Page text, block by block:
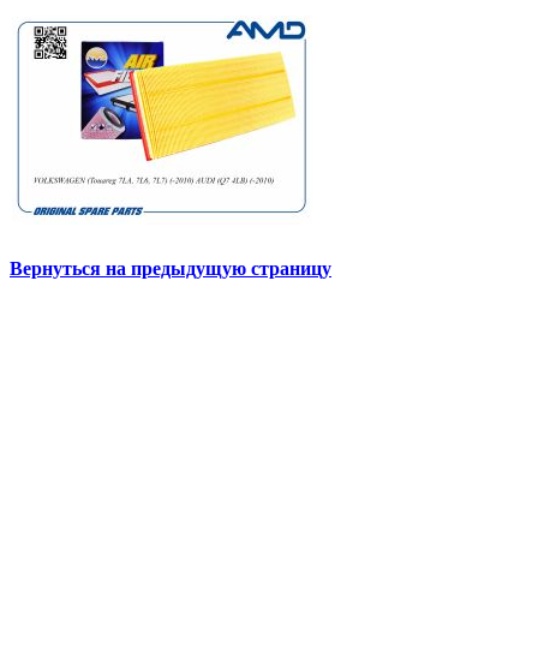
Вернуться на предыдущую страницу